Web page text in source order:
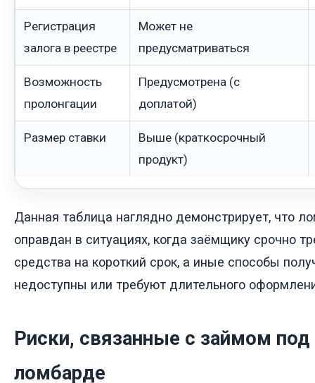
Регистрация
залога в реестре
Может не
предусматриваться
Возможность
пролонгации
Предусмотрена (с
доплатой)
Размер ставки
Выше (краткосрочный
продукт)
Данная таблица наглядно демонстрирует, что
оправдан в ситуациях, когда заёмщику срочно
средства на короткий срок, а иные способы
недоступны или требуют длительного
Риски, связанные с займом под
ломбарде